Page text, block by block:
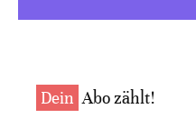
Dein Abo zählt!